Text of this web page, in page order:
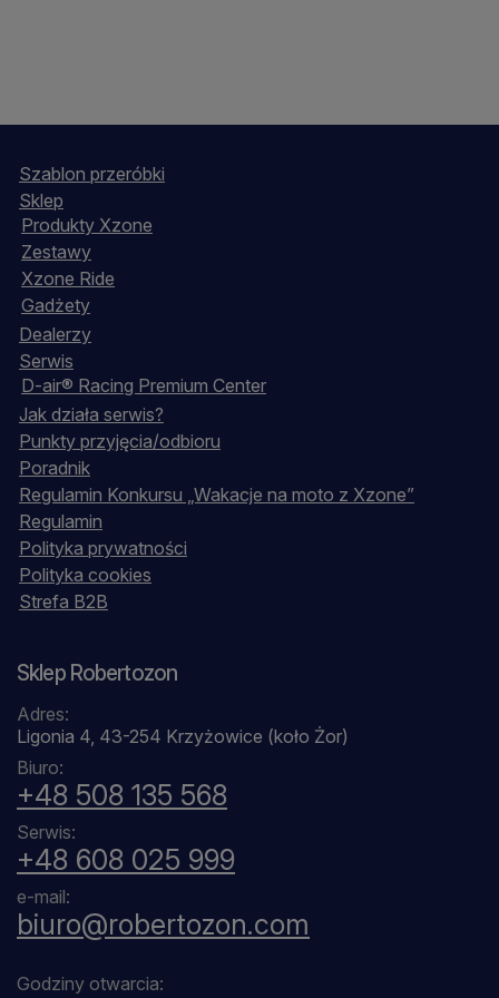
Szablon przeróbki
Sklep
Produkty Xzone
Zestawy
Xzone Ride
Gadżety
Dealerzy
Serwis
D-air® Racing Premium Center
Jak działa serwis?
Punkty przyjęcia/odbioru
Poradnik
Regulamin Konkursu „Wakacje na moto z Xzone”
Regulamin
Polityka prywatności
Polityka cookies
Strefa B2B
Sklep Robertozon
Adres:
Ligonia 4, 43-254 Krzyżowice (koło Żor)
Biuro:
+48 508 135 568
Serwis:
+48 608 025 999
e-mail:
biuro@robertozon.com
Godziny otwarcia: